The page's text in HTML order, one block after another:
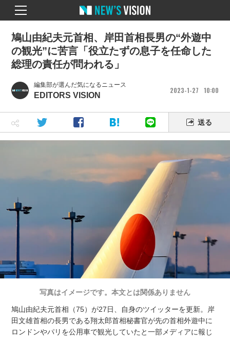
編集部が選んだ気になるニュース
EDITORS VISION
2023 1 27 10 00
鳩山由紀夫元首相、岸田首相長男の“外遊中
の観光”に苦言「役立たずの息子を任命した
総理の責任が問われる」
送る
写真はイメージです。本文とは関係ありません
鳩山由紀夫元首相（75）が27日、自身のツイッターを更新。岸
田文雄首相の長男である翔太郎首相秘書官が先の首相外遊中に
ロンドンやパリを公用車で観光していたと一部メディアに報じ